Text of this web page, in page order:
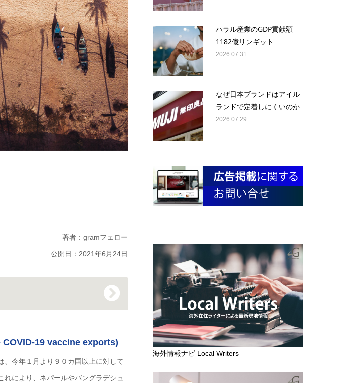
著者：gramフェロー
公開日：2021年6月24日
19 vaccine exports)
今年１月より９０カ国以上に対して
れにより、ネパールやバングラデシュ
ハラル産業のGDP貢献額
1182億リンギット
2026.07.31
なぜ日本ブランドはアイル
ランドで定着しにくいのか
2026.07.29
海外情報ナビ Local Writers